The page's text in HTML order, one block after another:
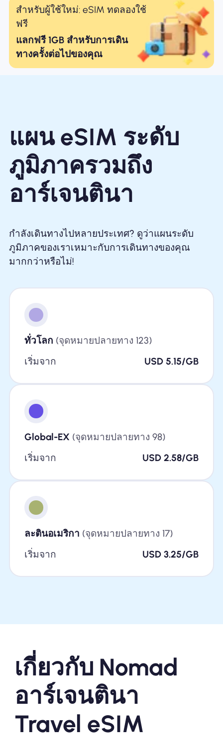
สำหรับผู้ใช้ใหม่: eSIM ทดลองใช้
ฟรี
แลกฟรี 1GB สำหรับการเดิน
ทางครั้งต่อไปของคุณ
แผน eSIM ระดับ
ภูมิภาครวมถึง
อาร์เจนตินา
กำลังเดินทางไปหลายประเทศ? ดูว่าแผนระดับ
ภูมิภาคของเราเหมาะกับการเดินทางของคุณ
มากกว่าหรือไม่!
ทั่วโลก (จุดหมายปลายทาง 123)
เริ่มจาก
USD 5.15/GB
Global-EX (จุดหมายปลายทาง 98)
เริ่มจาก
USD 2.58/GB
ละตินอเมริกา (จุดหมายปลายทาง 17)
เริ่มจาก
USD 3.25/GB
เกี่ยวกับ Nomad
อาร์เจนตินา
Travel eSIM